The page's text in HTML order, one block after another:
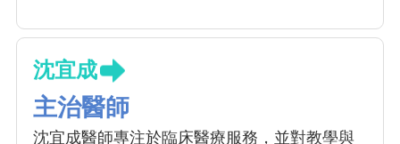
沈宜成
主治醫師
沈宜成醫師專注於臨床醫療服務，並對教學與